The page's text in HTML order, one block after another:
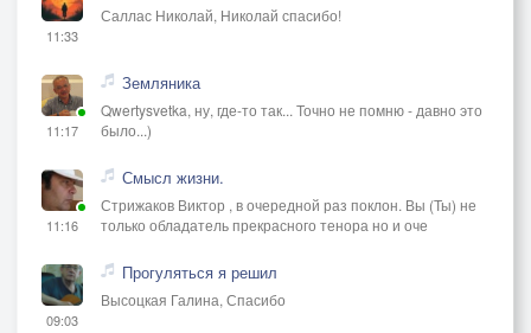
11:33
Саллас Николай, Николай спасибо!
11:17
Земляника
Qwertysvetka, ну, где-то так... Точно не помню - давно это
было...)
11:16
Смысл жизни.
Стрижаков Виктор , в очередной раз поклон. Вы (Ты) не
только обладатель прекрасного тенора но и оче
09:03
Прогуляться я решил
Высоцкая Галина, Спасибо